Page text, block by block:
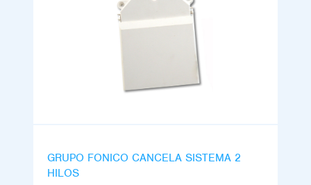
GRUPO FONICO CANCELA SISTEMA 2
HILOS